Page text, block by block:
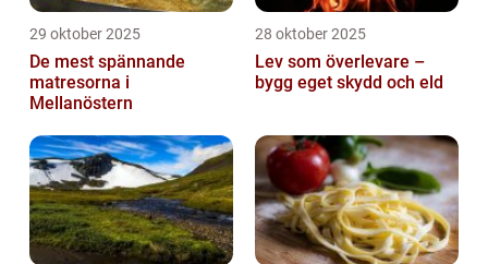
29 oktober 2025
De mest spännande
matresorna i
Mellanöstern
28 oktober 2025
Lev som överlevare –
bygg eget skydd och eld